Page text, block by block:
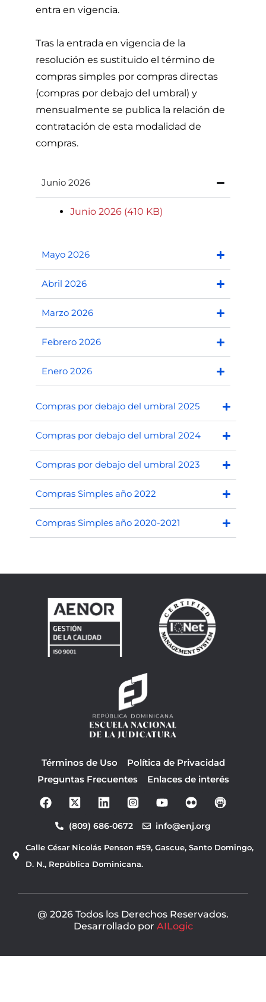
entra en vigencia.
Tras la entrada en vigencia de la
resolución es sustituido el término de
compras simples por compras directas
(compras por debajo del umbral) y
mensualmente se publica la relación de
contratación de esta modalidad de
compras.
Junio 2026
Junio 2026 (410 KB)
Mayo 2026
Abril 2026
Marzo 2026
Febrero 2026
Enero 2026
Compras por debajo del umbral 2025
Compras por debajo del umbral 2024
Compras por debajo del umbral 2023
Compras Simples año 2022
Compras Simples año 2020-2021
Términos de Uso
Política de Privacidad
Preguntas Frecuentes
Enlaces de interés
F
a
b
o
o
o
t
b
(809) 686-0672 info@enj.org
Calle César Nicolás Penson #59, Gascue, Santo Domingo,
D. N., República Dominicana.
@ 2026 Todos los Derechos Reservados.
Desarrollado por AILogic